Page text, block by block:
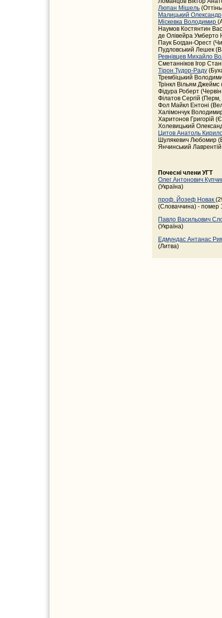
Люпан Мішель
Малицький Олександр
Міскевка Володимир
Наумов Костянтин
де Олівейра Умберто
Паук Богдан-Орест
Пудловський Лешек
Ревнівцев Михайло
Сметанніков Ігор
Тірон Тудор-Раду
Трембіцький
Трінкл Вільям
Фідура Роберт
Філатов Сергій (Перм,
Фол Майкл Ентоні
Халімончук
Харитонов Григорій
Холевицький
Цитов Анатоль
Шулякевич Любомир
Янчинський
Почесні члени УГТ
Олег Антонович
(Україна)
проф. Йозеф Новак
(Словаччина) - помер
Павло Васильович
(Україна)
Едмундас Антанас
(Литва)